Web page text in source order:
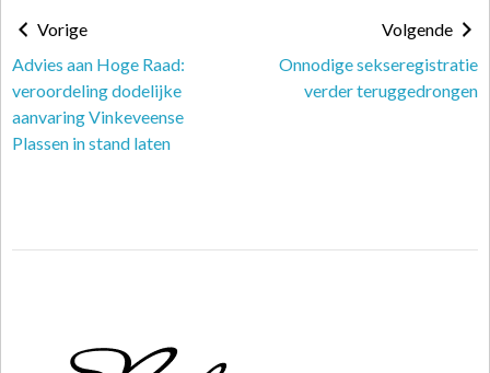
Vorige
Advies aan Hoge Raad:
veroordeling dodelijke
aanvaring Vinkeveense
Plassen in stand laten
Volgende
Onnodige sekseregistratie
verder teruggedrongen